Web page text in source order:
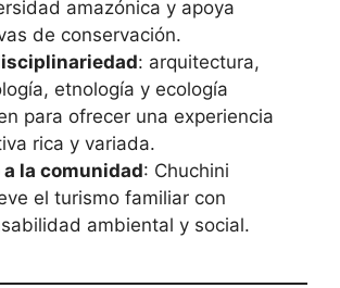
amazónica y apoya
de conservación.
: arquitectura,
etnología y ecología
para ofrecer una experiencia
rica y variada.
a la comunidad: Chuchini
el turismo familiar con
ambiental y social.